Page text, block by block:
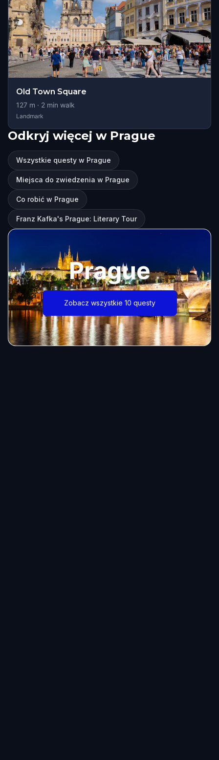
Old Town Square
127 m · 2 min walk
Landmark
Odkryj więcej w Prague
Wszystkie questy w Prague
Miejsca do zwiedzenia w Prague
Co robić w Prague
Franz Kafka's Prague: Literary Tour
Prague
Zobacz wszystkie 10 questy